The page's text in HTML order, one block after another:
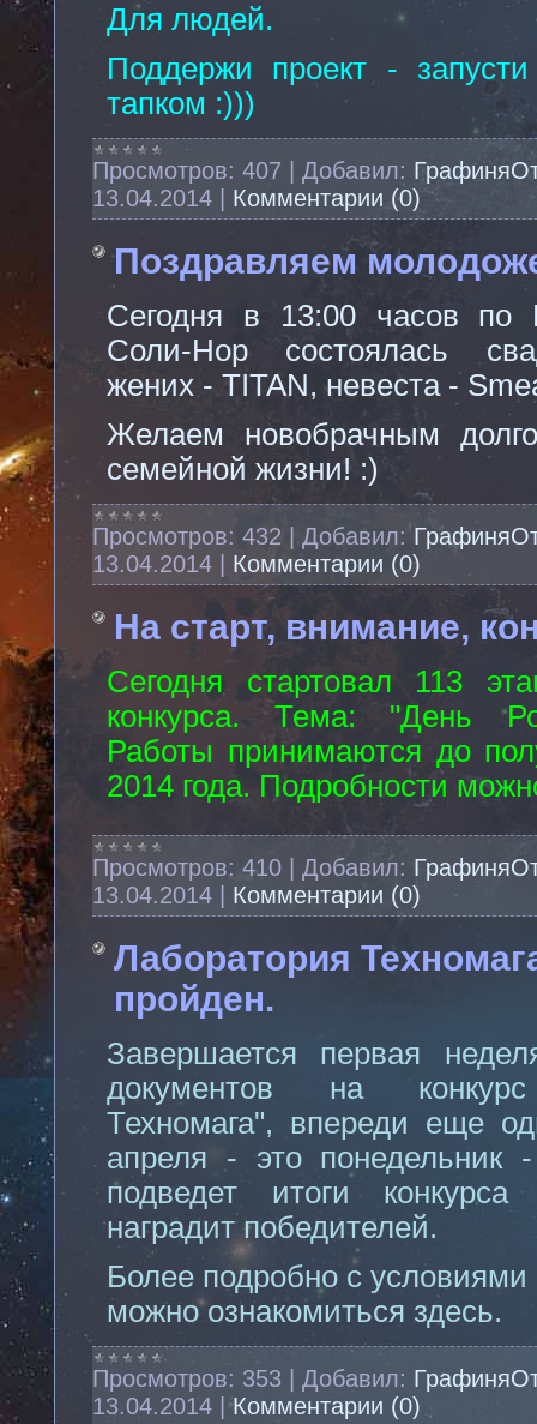
Для людей.
Поддержи проект -
тапком :)))
Просмотров: 407 | Добавил:
13.04.2014 | Комментарии (0)
Поздравляем
Сегодня в 13:00 часов по
Соли-Нор состоялась
жених - TITAN, невеста -
Желаем новобрачным
семейной жизни! :)
Просмотров: 432 | Добавил:
13.04.2014 | Комментарии (0)
На старт, внимание,
Сегодня стартовал 113
конкурса. Тема: "День
Работы принимаются до
2014 года. Подробности
Просмотров: 410 | Добавил:
13.04.2014 | Комментарии (0)
Лаборатория
пройден.
Завершается первая
документов на
Техномага", впереди еще
апреля - это понедельник
подведет итоги
наградит победителей.
Более подробно с
можно ознакомиться здесь.
Просмотров: 353 | Добавил:
13.04.2014 |Комментарии (0)